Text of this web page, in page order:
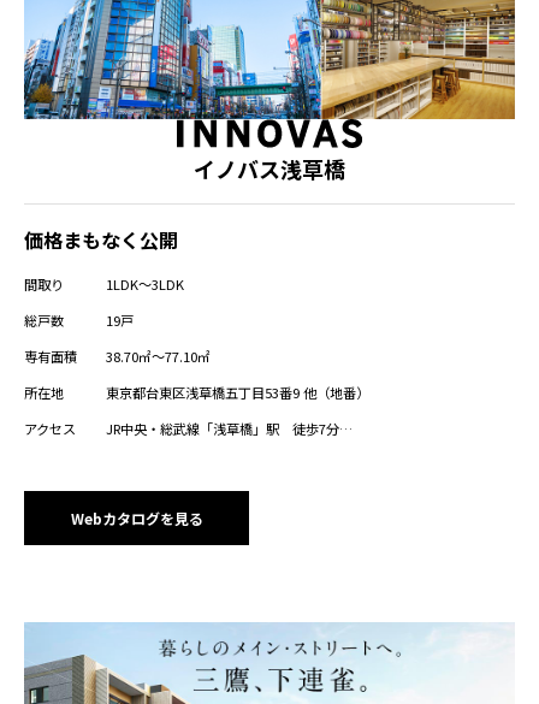
イノバス浅草橋
価格まもなく公開
間取り
1LDK～3LDK
総戸数
19戸
専有面積
38.70㎡～77.10㎡
所在地
東京都台東区浅草橋五丁目53番9 他（地番）
アクセス
JR中央・総武線「浅草橋」駅 徒歩7分
都営大江戸線、つくばエクスプレス「新御徒町」駅 徒歩9分
JR総武線（快速）「馬喰町」駅 徒歩12分
東京メトロ日比谷線「秋葉原」駅 徒歩13分
東京メトロ日比谷線「仲御徒町」駅（3出口）徒歩15分、（1出口
都営メトロ銀座線「末広町」駅 徒歩14分
都営大江戸線「上野御徒町」駅 徒歩15分
Webカタログを見る